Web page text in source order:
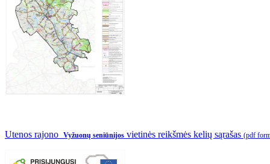
Utenos rajono Vyžuonų seniūnijos vietinės reikšmės kelių sąrašas (pdf